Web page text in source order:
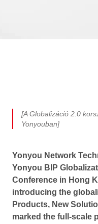
[A Globalizáció 2.0
Yonyouban]
Yonyou Network
Yonyou BIP
Conference in Hong
introducing the
Products, New
marked the full-scale